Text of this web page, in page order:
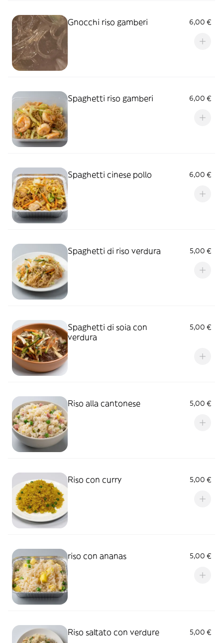
Gnocchi riso gamberi 6,00 €
Spaghetti riso gamberi 6,00 €
Spaghetti cinese pollo 6,00 €
Spaghetti di riso verdura 5,00 €
Spaghetti di soia con
verdura
5,00 €
Riso alla cantonese 5,00 €
Riso con curry 5,00 €
riso con ananas 5,00 €
Riso saltato con verdure 5,00 €